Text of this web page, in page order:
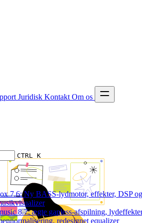
Juridisk Kontakt Om os
CTRL K
7.6: Ny BASS-lydmotor, effekter, DSP
8.7: ægte gapless-afspilning,
redesignet equalizer